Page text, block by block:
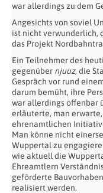
war allerdings zu dem
Angesichts von soviel
ist nicht verwunderlich,
das Projekt
Ein Teilnehmer des
gegenüber njuuz, die
Gespräch vor rund
darum bemüht, ihre
war allerdings offenbar
erläuterte, man
ehrenamtlichen
Man könne nicht
Wuppertal zu
wie aktuell die
Ehreamtlern
geförderte
realisiert werden.